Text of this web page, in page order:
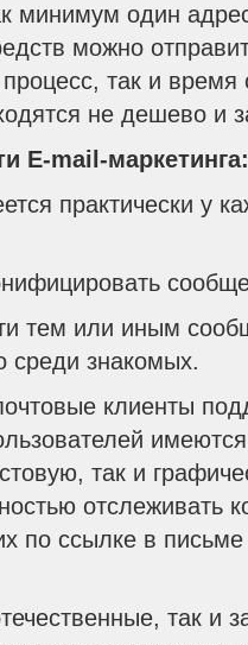
минимум один
можно
так и время
не дешево и
E-mail-маркетинга:
практически у
тем или иным
среди знакомых.
клиенты
так и
отслеживать
по ссылке в письме
так и